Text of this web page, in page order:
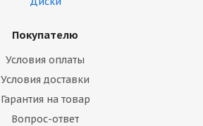
Покупателю
Условия оплаты
Условия доставки
Гарантия на товар
Вопрос-ответ